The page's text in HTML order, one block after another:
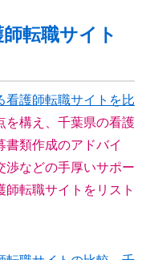
転職サイト
看護師転職サイトを比
を構え、千葉県の看護
書類作成のアドバイ
渉などの手厚いサポー
師転職サイトをリスト